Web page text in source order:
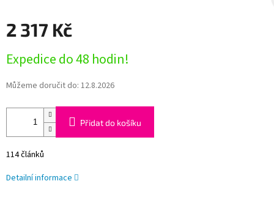
2 317 Kč
cena:
Expedice do 48 hodin!
Můžeme doručit do: 12.8.2026
Přidat do košíku
114 článků
Detailní informace